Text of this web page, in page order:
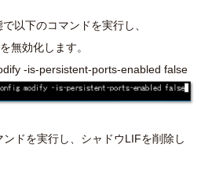
以下のコマンドを実行し、
無効化します。
-is-persistent-ports-enabled false
ンドを実行し、シャドウLIFを削除し